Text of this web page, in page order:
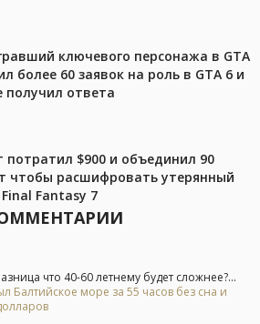
ключевого персонажа в GTA
более 60 заявок на роль в GTA 6 и
получил ответа
потратил $900 и объединил 90
чтобы расшифровать утерянный
Fantasy 7
что 40-60 летнему будет сложнее?...
Балтийское море за 55 часов без сна и